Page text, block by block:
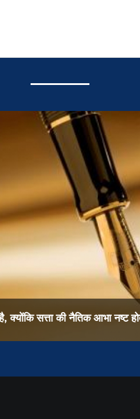
की नैतिक आभा नष्ट होती जा रही है